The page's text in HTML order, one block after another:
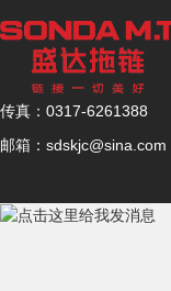
联系盛达
传真：0317-6261388
邮箱：sdskjc@sina.com